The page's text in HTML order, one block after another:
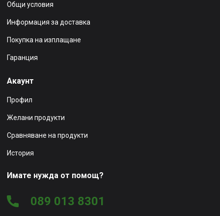
Общи условия
Информация за доставка
Покупка на изплащане
Гаранция
Акаунт
Профил
Желани продукти
Сравняване на продукти
История
Имате нужда от помощ?
089 013 8301